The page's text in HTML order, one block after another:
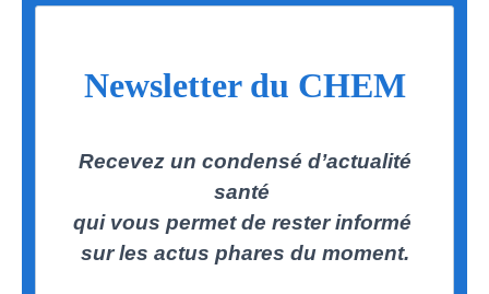
Newsletter du CHEM
Recevez un condensé d’actualité
santé
qui vous permet de rester informé
sur les actus phares du moment.